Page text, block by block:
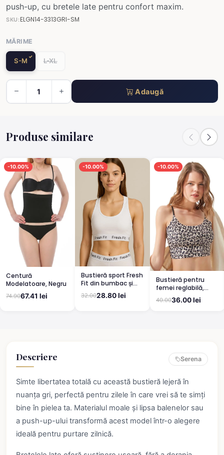
push-up, cu bretele late pentru confort maxim.
SKU:ELGN14-3313GRI-SM
MĂRIME
S-M L-XL
Adaugă
Produse similare
-10.00%
Centură
Modelatoare, Negru
74.9067.41 lei
-10.00%
Bustieră sport Fresh
Fit din bumbac și
elastan - alb
32.0028.80 lei
-10.00%
Bustieră pentru
femei reglabilă,
bretea subțire
tăiată cu laser,
40.0036.00 lei
Descriere Serena
Simte libertatea totală cu această bustieră lejeră în
nuanța gri, perfectă pentru zilele în care vrei să te simți
bine în pielea ta. Materialul moale și lipsa balenelor sau
a push-up-ului transformă acest model într-o alegere
ideală pentru purtare zilnică.